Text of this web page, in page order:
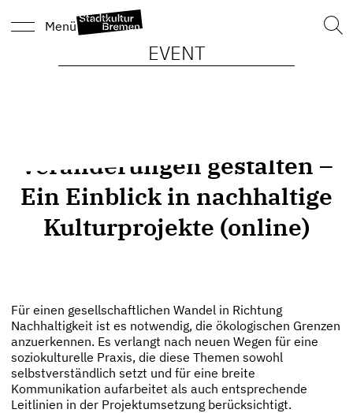
Menü
EVENT
Veränderungen gestalten –
Ein Einblick in nachhaltige
Kulturprojekte (online)
Für einen gesellschaftlichen Wandel in Richtung
Nachhaltigkeit ist es notwendig, die ökologischen Grenzen
anzuerkennen. Es verlangt nach neuen Wegen für eine
soziokulturelle Praxis, die diese Themen sowohl
selbstverständlich setzt und für eine breite
Kommunikation aufarbeitet als auch entsprechende
Leitlinien in der Projektumsetzung berücksichtigt.